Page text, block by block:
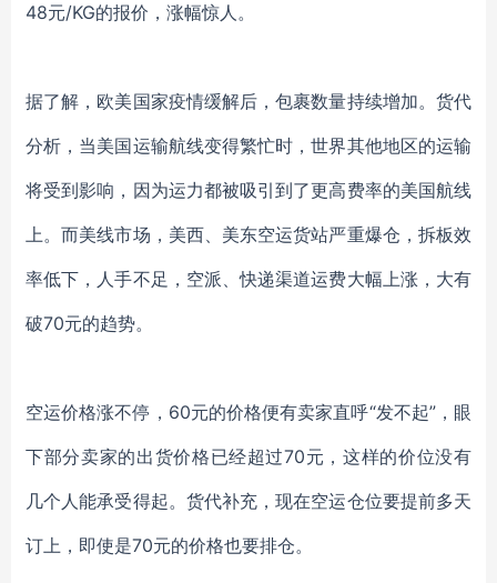
48元/KG的报价，涨幅惊人。
据了解，欧美国家疫情缓解后，包裹数量持续增加。货代
分析，当美国运输航线变得繁忙时，世界其他地区的运输
将受到影响，因为运力都被吸引到了更高费率的美国航线
上。而美线市场，美西、美东空运货站严重爆仓，拆板效
率低下，人手不足，空派、快递渠道运费大幅上涨，大有
破70元的趋势。
空运价格涨不停， 60元的价格便有卖家直呼“发不起”，眼
下部分卖家的出货价格已经超过70元，这样的价位没有
几个人能承受得起。货代补充，现在空运仓位要提前多天
订上，即使是70元的价格也要排仓。